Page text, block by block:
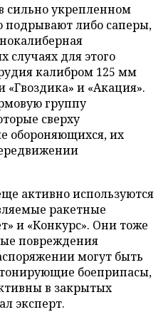
сильно укрепленном
подрывают либо саперы,
случаях для этого
калибром 125 мм
и «Акация».
группу
сверху
обороняющихся, их
активно используются
ракетные
и «Конкурс». Они тоже
повреждения
могут быть
боеприпасы,
в закрытых
эксперт.